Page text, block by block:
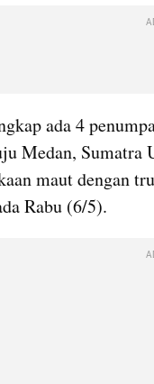
ada 4
Medan,
maut dengan
Rabu (6/5).